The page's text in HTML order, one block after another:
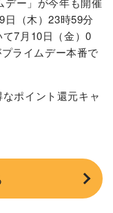
日（木）23時59分
7月10日（金）0
ライムデー本番で
ポイント還元キャ